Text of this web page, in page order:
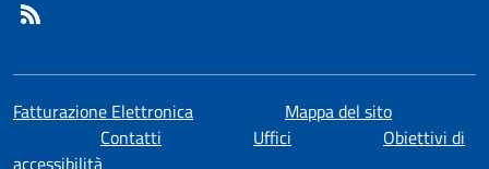
Fatturazione Elettronica
Mappa del sito
Contatti
Uffici
Obiettivi di
accessibilità